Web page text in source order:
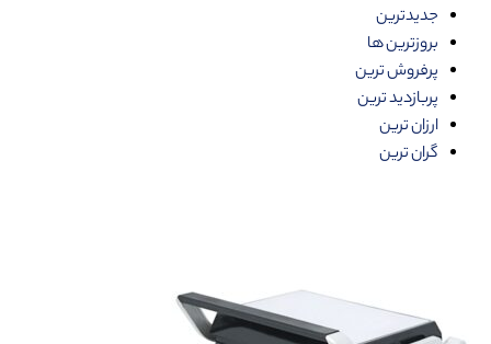
جدیدترین
بروزترین ها
پرفروش ترین
پربازدید ترین
ارزان ترین
گران ترین